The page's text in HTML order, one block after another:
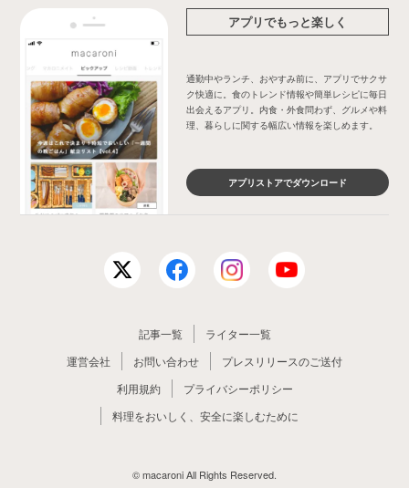
アプリでもっと楽しく
通勤中やランチ、おやすみ前に、アプリでサクサ
ク快適に。食のトレンド情報や簡単レシピに毎日
出会えるアプリ。内食・外食問わず、グルメや料
理、暮らしに関する幅広い情報を楽しめます。
アプリストアでダウンロード
記事一覧
ライター一覧
運営会社
お問い合わせ
プレスリリースのご送付
利用規約
プライバシーポリシー
料理をおいしく、安全に楽しむために
© macaroni All Rights Reserved.